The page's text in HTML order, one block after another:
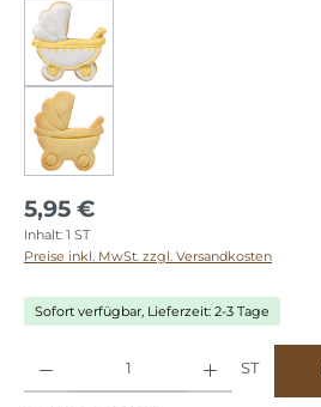
5,95 €
Inhalt: 1 ST
Preise inkl. MwSt. zzgl. Versandkosten
Sofort verfügbar, Lieferzeit: 2-3 Tage
ST